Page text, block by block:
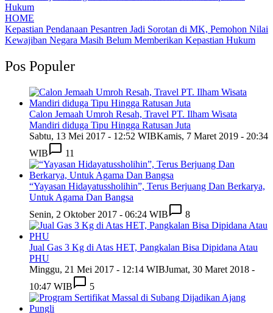
HOME
Kepastian Pendanaan Pesantren Jadi Sorotan di MK, Pemohon Nilai
Kewajiban Negara Masih Belum Memberikan Kepastian Hukum
Pos Populer
Calon Jemaah Umroh Resah, Travel PT. Ilham Wisata
Mandiri diduga Tipu Hingga Ratusan Juta
Sabtu, 13 Mei 2017 - 12:52 WIBKamis, 7 Maret 2019 - 20:34
WIB
11
“Yayasan Hidayatussholihin”, Terus Berjuang Dan Berkarya,
Untuk Agama Dan Bangsa
Senin, 2 Oktober 2017 - 06:24 WIB
8
Jual Gas 3 Kg di Atas HET, Pangkalan Bisa Dipidana Atau
PHU
Minggu, 21 Mei 2017 - 12:14 WIBJumat, 30 Maret 2018 -
10:47 WIB
5